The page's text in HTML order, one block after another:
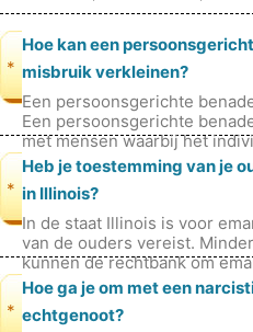
mishandelingen, valpartijen,
*
Hoe kan een
misbruik verkleinen?
Een persoonsgerichte
Een persoonsgerichte
met mensen waarbij het
proces. Dit betekent da
*
Heb je toestemming van je
in Illinois?
In de staat Illinois is voor
van de ouders vereist.
kunnen de rechtbank om
toestemming van hun
*
Hoe ga je om met een
echtgenoot?